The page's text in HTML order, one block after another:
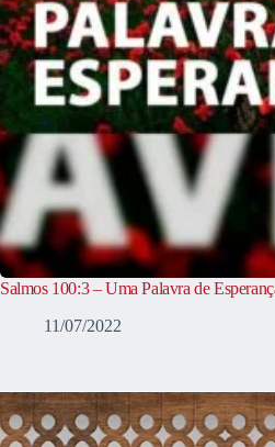
Salmos 100:3 – Uma Palavra de
11/07/2022